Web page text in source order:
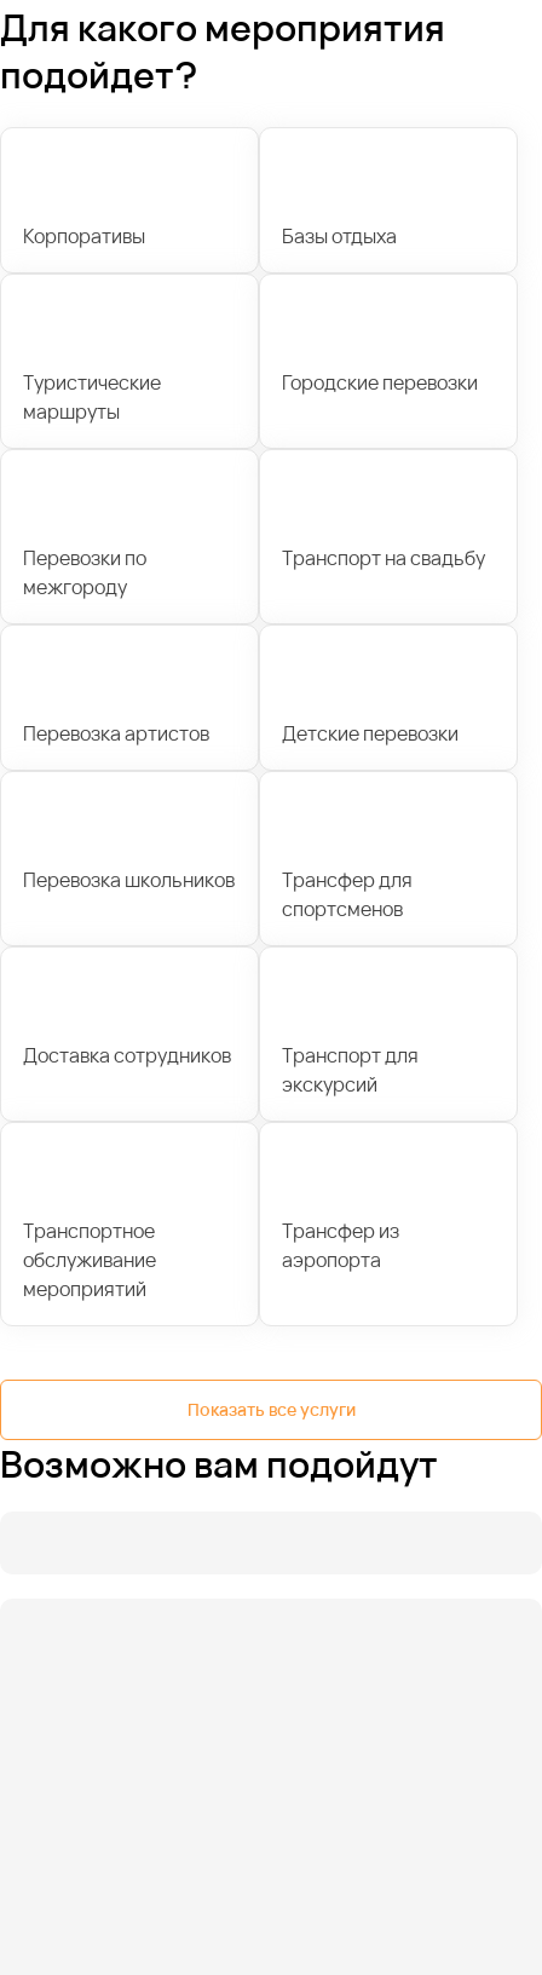
Для какого мероприятия
подойдет?
Корпоративы Базы отдыха
Туристические
маршруты
Городские перевозки
Перевозки по
межгороду
Транспорт на свадьбу
Перевозка артистов Детские перевозки
Перевозка школьников
Трансфер для
спортсменов
Доставка сотрудников
Транспорт для
экскурсий
Транспортное
обслуживание
мероприятий
Трансфер из
аэропорта
Показать все услуги
Возможно вам подойдут